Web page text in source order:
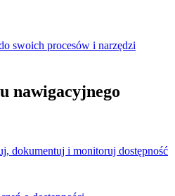
swoich procesów i narzędzi
nawigacyjnego
dokumentuj i monitoruj dostępność